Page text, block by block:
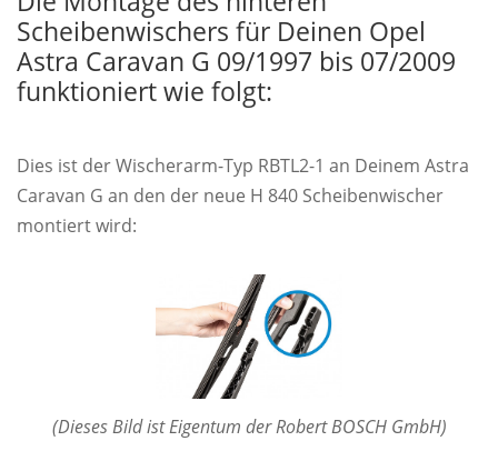
Scheibenwischers für Deinen Opel
Astra Caravan G 09/1997 bis 07/2009
funktioniert wie folgt:
Dies ist der Wischerarm-Typ RBTL2-1 an Deinem Astra
Caravan G an den der neue H 840 Scheibenwischer
montiert wird:
(Dieses Bild ist Eigentum der Robert BOSCH GmbH)